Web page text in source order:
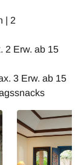
| 2
2 Erw. ab 15
3 Erw. ab 15